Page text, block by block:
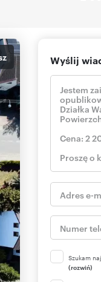
Wyślij
Szukam
(rozwiń)